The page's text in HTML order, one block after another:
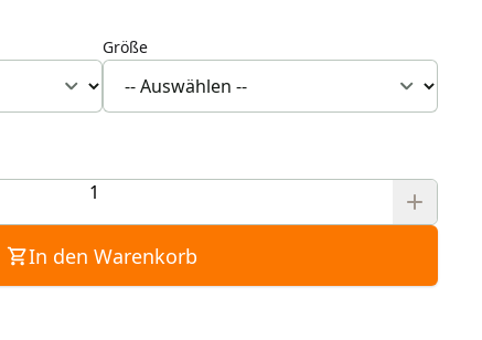
Größe
In den Warenkorb